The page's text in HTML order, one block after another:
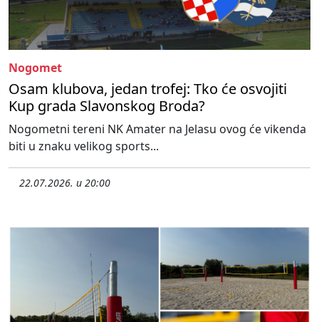
Nogomet
Osam klubova, jedan trofej: Tko će osvojiti
Kup grada Slavonskog Broda?
Nogometni tereni NK Amater na Jelasu ovog će vikenda
biti u znaku velikog sports...
22.07.2026. u 20:00